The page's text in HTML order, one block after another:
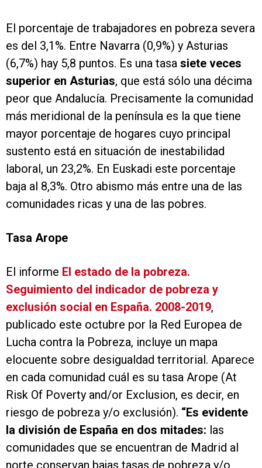
El porcentaje de trabajadores en pobreza severa
es del 3,1%. Entre Navarra (0,9%) y Asturias
(6,7%) hay 5,8 puntos. Es una tasa siete veces
superior en Asturias, que está sólo una décima
peor que Andalucía. Precisamente la comunidad
más meridional de la península es la que tiene
mayor porcentaje de hogares cuyo principal
sustento está en situación de inestabilidad
laboral, un 23,2%. En Euskadi este porcentaje
baja al 8,3%. Otro abismo más entre una de las
comunidades ricas y una de las pobres.
Tasa Arope
El informe El estado de la pobreza.
Seguimiento del indicador de pobreza y
exclusión social en España. 2008-2019,
publicado este octubre por la Red Europea de
Lucha contra la Pobreza, incluye un mapa
elocuente sobre desigualdad territorial. Aparece
en cada comunidad cuál es su tasa Arope (At
Risk Of Poverty and/or Exclusion, es decir, en
riesgo de pobreza y/o exclusión). “Es evidente
la división de España en dos mitades: las
comunidades que se encuentran de Madrid al
norte conservan bajas tasas de pobreza y/o